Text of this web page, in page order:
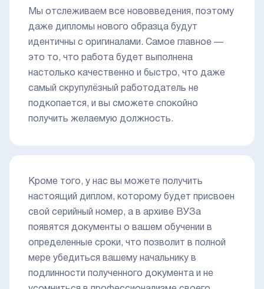
Мы отслеживаем все нововведения, поэтому
даже дипломы нового образца будут
идентичны с оригиналами. Самое главное —
это то, что работа будет выполнена
настолько качественно и быстро, что даже
самый скрупулёзный работодатель не
подкопается, и вы сможете спокойно
получить желаемую должность.
Кроме того, у нас вы можете получить
настоящий диплом, которому будет присвоен
свой серийный номер, а в архиве ВУЗа
появятся документы о вашем обучении в
определенные сроки, что позволит в полной
мере убедиться вашему начальнику в
подлинности полученного документа и не